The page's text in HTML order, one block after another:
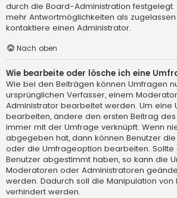
durch die Board-Administration festgelegt.
mehr Antwortmöglichkeiten als
kontaktiere einen Administrator.
Nach oben
Wie bearbeite oder lösche ich eine
Wie bei den Beiträgen können Umfragen
ursprünglichen Verfasser, einem
Administrator bearbeitet werden. Um eine
bearbeiten, ändere den ersten Beitrag
immer mit der Umfrage verknüpft. Wenn
abgegeben hat, dann können Benutzer
oder die Umfrageoption bearbeiten. Sollte
Benutzer abgestimmt haben, so kann die
Moderatoren oder Administratoren
werden. Dadurch soll die Manipulation
verhindert werden.